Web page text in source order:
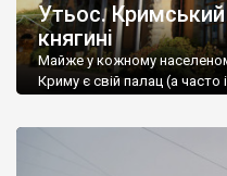
Утьос. Кримський
княгині
Майже у кожному
Криму є свій палац (а часто